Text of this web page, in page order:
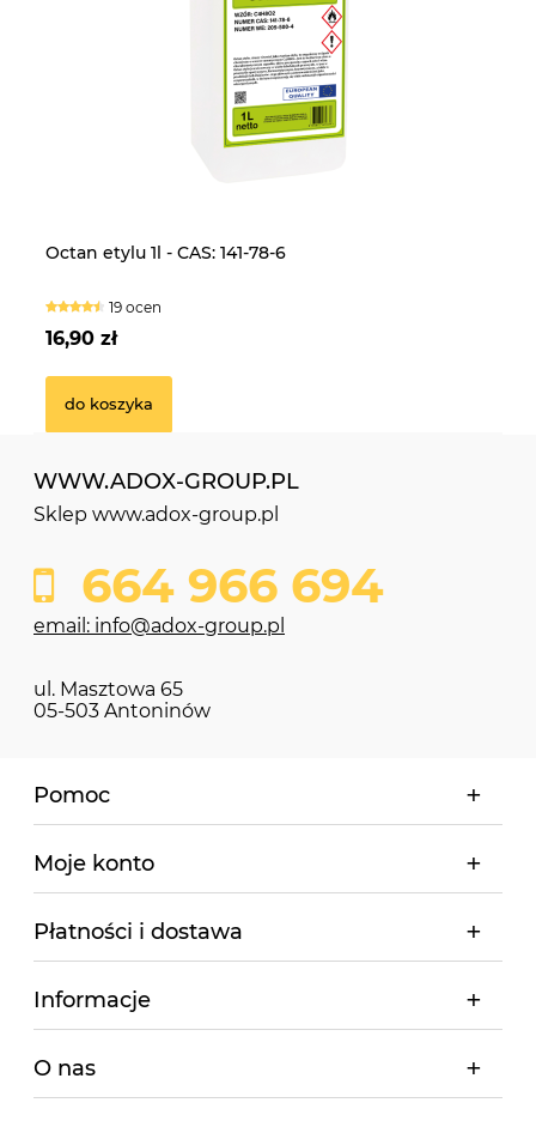
Octan etylu 1l - CAS: 141-78-6
19 ocen
16,90 zł
do koszyka
Laktoza 25kg - CAS: 63-42-3
16 ocen
239,90 zł
do koszyka
WWW.ADOX-GROUP.PL
Sklep www.adox-group.pl
664 966 694
email: info@adox-group.pl
ul. Masztowa 65
05-503 Antoninów
Pomoc
Moje konto
Płatności i dostawa
Informacje
O nas